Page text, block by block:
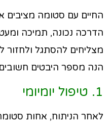
החיים עם סטומה מציבים
הדרכה נכונה, תמיכה
מצליחים להסתגל ולחזור
הנה מספר היבטים
1. טיפול יומיומי
לאחר הניתוח, אחות